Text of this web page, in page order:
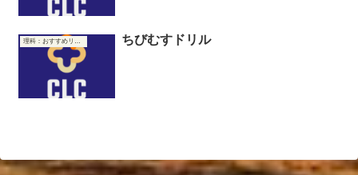
理科：おすすめリンク集 ちびむすドリル